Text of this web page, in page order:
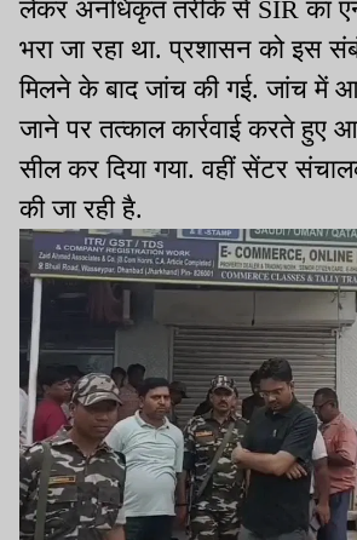
लेकर अनधिकृत तरीके से SIR का
भरा जा रहा था. प्रशासन को इस
मिलने के बाद जांच की गई. जांच में
जाने पर तत्काल कार्रवाई करते हुए
सील कर दिया गया. वहीं सेंटर
की जा रही है.